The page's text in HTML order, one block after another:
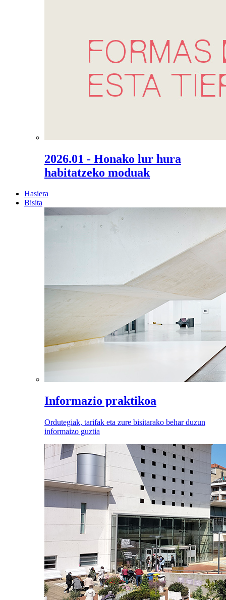
2026.01 - Honako lur hura
habitatzeko moduak
Hasiera
Bisita
Informazio praktikoa
Ordutegiak, tarifak eta zure bisitarako behar duzun
informaizo guztia